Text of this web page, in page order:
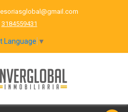
3184559431
Language ▼